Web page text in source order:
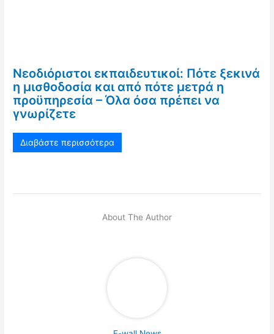
Νεοδιόριστοι εκπαιδευτικοί: Πότε ξεκινά
η μισθοδοσία και από πότε μετρά η
προϋπηρεσία – Όλα όσα πρέπει να
γνωρίζετε
Διαβάστε περισσότερα
About The Author